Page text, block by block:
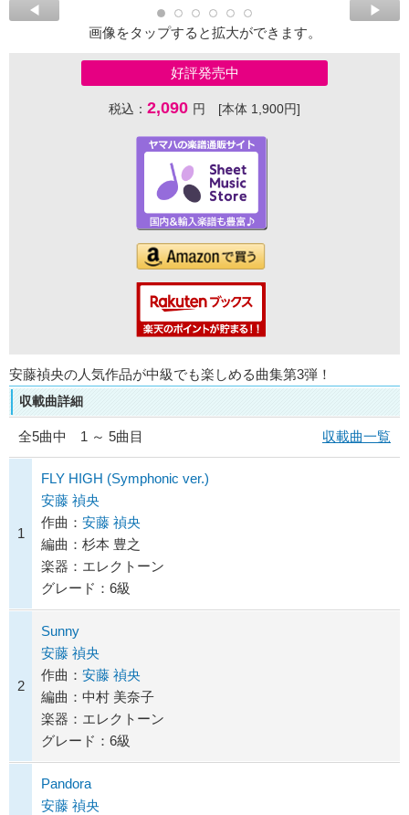
画像をタップすると拡大ができます。
好評発売中
税込： 2,090 円 [本体 1,900円]
安藤禎央の人気作品が中級でも楽しめる曲集第3弾！
収載曲詳細
全5曲中 1 ～ 5曲目 収載曲一覧
1
FLY HIGH (Symphonic ver.)
安藤 禎央
作曲： 安藤 禎央
編曲：杉本 豊之
楽器：エレクトーン
グレード：6級
2
Sunny
安藤 禎央
作曲： 安藤 禎央
編曲：中村 美奈子
楽器：エレクトーン
グレード：6級
Pandora
安藤 禎央